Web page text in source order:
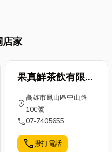
不只是
題，更
與人
。當壓
活習慣
訊交
擾就悄
上門。
還可
齊全，也能依
照施工需求，
的電線、開關
馬達、衛浴設
備及熱水器相
關產品。 無論
店家
果真鮮茶飲有限公
location_on
高雄市鳳山區中山路
100號
call07-7405655
call撥打電話